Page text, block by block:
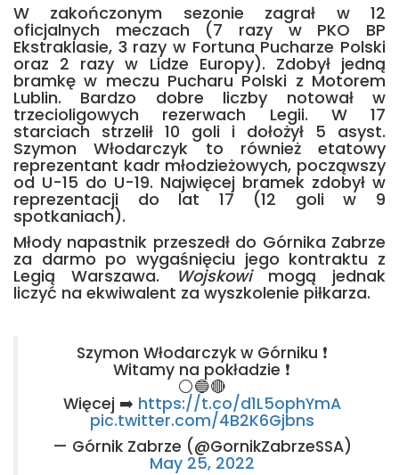
W zakończonym sezonie zagrał w 12
oficjalnych meczach (7 razy w PKO BP
Ekstraklasie, 3 razy w Fortuna Pucharze Polski
oraz 2 razy w Lidze Europy). Zdobył jedną
bramkę w meczu Pucharu Polski z Motorem
Lublin. Bardzo dobre liczby notował w
trzecioligowych rezerwach Legii. W 17
starciach strzelił 10 goli i dołożył 5 asyst.
Szymon Włodarczyk to również etatowy
reprezentant kadr młodzieżowych, począwszy
od U-15 do U-19. Najwięcej bramek zdobył w
reprezentacji do lat 17 (12 goli w 9
spotkaniach).
Młody napastnik przeszedł do Górnika Zabrze
za darmo po wygaśnięciu jego kontraktu z
Legią Warszawa. Wojskowimogą jednak
liczyć na ekwiwalent za wyszkolenie piłkarza.
Szymon Włodarczyk w Górniku ❗️
Witamy na pokładzie ❗️
⚪️🔵🔴
Więcej ➡️ https://t.co/d1L5ophYmA
pic.twitter.com/4B2K6Gjbns
— Górnik Zabrze (@GornikZabrzeSSA)
May 25, 2022